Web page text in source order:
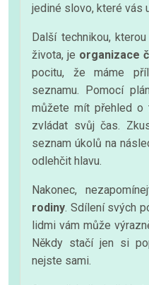
jediné slovo, které vás
Další technikou,
života, je organizace
pocitu, že máme
seznamu. Pomocí
můžete mít přehled o
zvládat svůj čas.
seznam úkolů na
odlehčit hlavu.
Nakonec,
rodiny. Sdílení svých
lidmi vám může
Někdy stačí jen si
nejste sami.